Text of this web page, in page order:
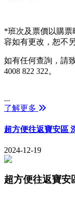
*班次及票價以購票
容如有更改，恕不
如有任何查詢，請
4008 822 322。
...
了解更多
超方便往返寶安區
2024-12-19
超方便往返寶安